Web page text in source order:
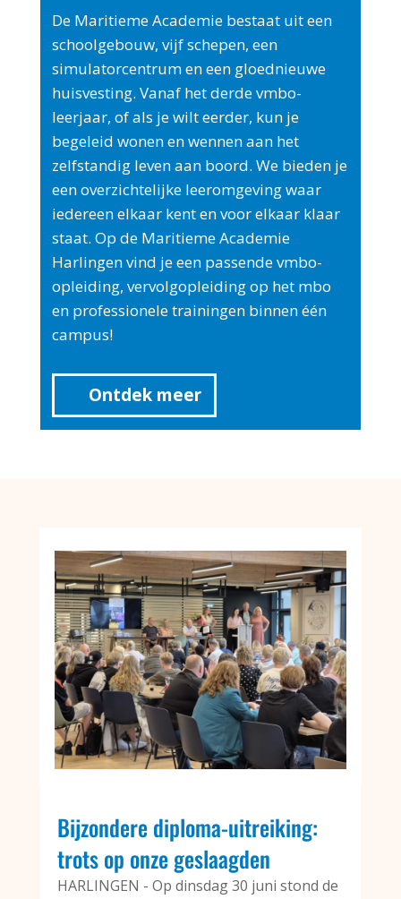
De Maritieme Academie bestaat uit een
schoolgebouw, vijf schepen, een
simulatorcentrum en een gloednieuwe
huisvesting. Vanaf het derde vmbo-
leerjaar, of als je wilt eerder, kun je
begeleid wonen en wennen aan het
zelfstandig leven aan boord. We bieden je
een overzichtelijke leeromgeving waar
iedereen elkaar kent en voor elkaar klaar
staat. Op de Maritieme Academie
Harlingen vind je een passende vmbo-
opleiding, vervolgopleiding op het mbo
en professionele trainingen binnen één
campus!
Ontdek meer
Bijzondere diploma-uitreiking:
trots op onze geslaagden
HARLINGEN - Op dinsdag 30 juni stond de